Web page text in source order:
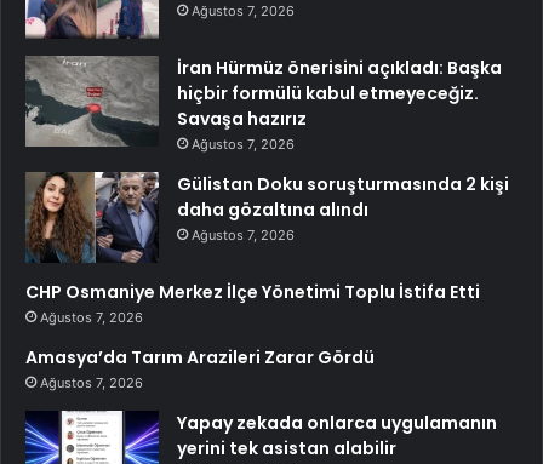
Ağustos 7, 2026
İran Hürmüz önerisini açıkladı: Başka
hiçbir formülü kabul etmeyeceğiz.
Savaşa hazırız
Ağustos 7, 2026
Gülistan Doku soruşturmasında 2 kişi
daha gözaltına alındı
Ağustos 7, 2026
CHP Osmaniye Merkez İlçe Yönetimi Toplu İstifa Etti
Ağustos 7, 2026
Amasya’da Tarım Arazileri Zarar Gördü
Ağustos 7, 2026
Yapay zekada onlarca uygulamanın
yerini tek asistan alabilir